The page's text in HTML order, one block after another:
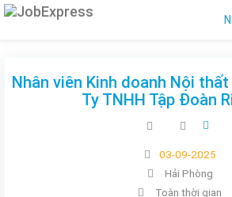
Nhân viên Kinh doanh Nội
Ty TNHH Tập Đoàn
03-09-2025
Hải Phòng
Toàn thời gian